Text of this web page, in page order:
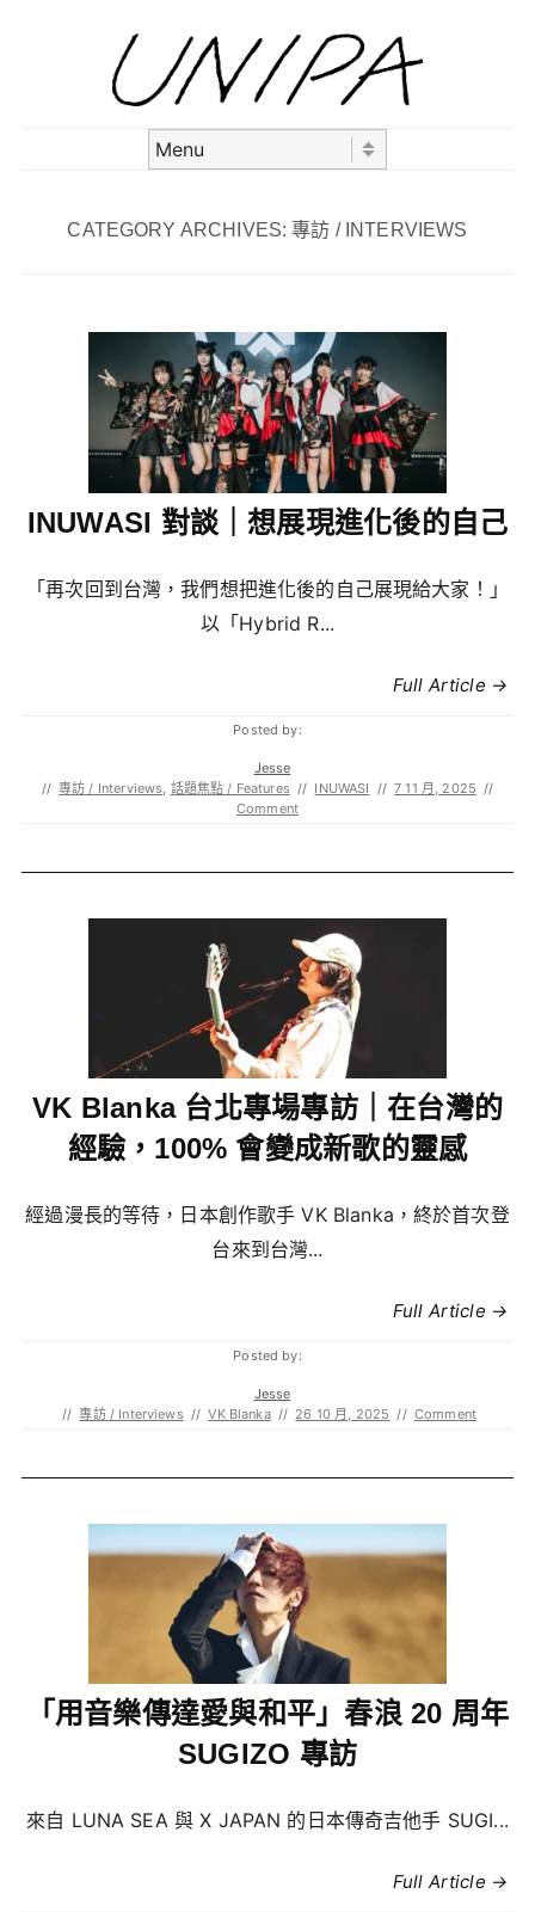
CATEGORY ARCHIVES:專訪 / INTERVIEWS
INUWASI 對談｜想展現進化後的自己
「再次回到台灣，我們想把進化後的自己展現給大家！」
以「Hybrid R...
Full Article →
Posted by:
Jesse
// 專訪 / Interviews, 話題焦點 / Features // INUWASI // 7 11 月, 2025 //
Comment
VK Blanka 台北專場專訪｜在台灣的
經驗，100% 會變成新歌的靈感
經過漫長的等待，日本創作歌手 VK Blanka，終於首次登
台來到台灣...
Full Article →
Posted by:
Jesse
// 專訪 / Interviews // VK Blanka // 26 10 月, 2025 // Comment
「用音樂傳達愛與和平」春浪 20 周年
SUGIZO 專訪
來自 LUNA SEA 與 X JAPAN 的日本傳奇吉他手 SUGI...
Full Article →